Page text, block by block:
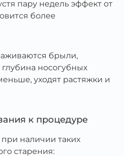
пару недель эффект от
более
брыли,
носогубных
уходят растяжки и
к процедуре
наличии таких
старения: